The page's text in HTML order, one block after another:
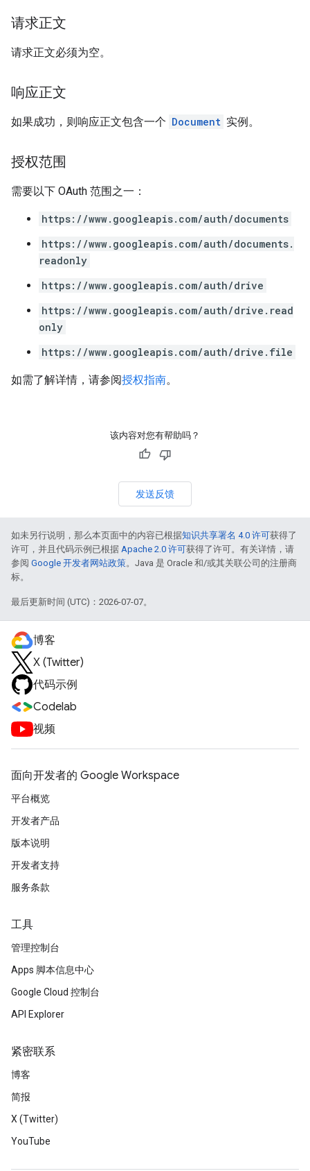
请求正文
请求正文必须为空。
响应正文
如果成功，则响应正文包含一个 Document 实例。
授权范围
需要以下 OAuth 范围之一：
https://www.googleapis.com/auth/documents
https://www.googleapis.com/auth/documents.
readonly
https://www.googleapis.com/auth/drive
https://www.googleapis.com/auth/drive.read
only
https://www.googleapis.com/auth/drive.file
如需了解详情，请参阅授权指南。
该内容对您有帮助吗？
发送反馈
如未另行说明，那么本页面中的内容已根据知识共享署名 4.0 许可获得了
许可，并且代码示例已根据 Apache 2.0 许可获得了许可。有关详情，请
参阅 Google 开发者网站政策。Java 是 Oracle 和/或其关联公司的注册商
标。
最后更新时间 (UTC)：2026-07-07。
博客
X (Twitter)
代码示例
Codelab
视频
面向开发者的 Google Workspace
平台概览
开发者产品
版本说明
开发者支持
服务条款
工具
管理控制台
Apps 脚本信息中心
Google Cloud 控制台
API Explorer
紧密联系
博客
简报
X (Twitter)
YouTube